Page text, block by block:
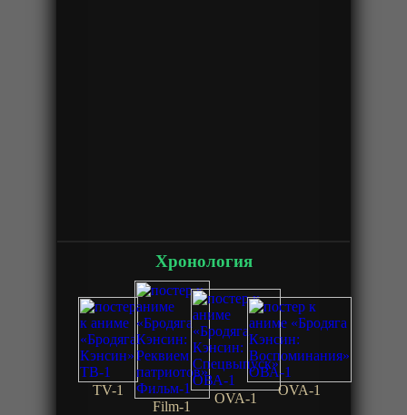
Хронология
TV-1
Film-1
OVA-1
OVA-1